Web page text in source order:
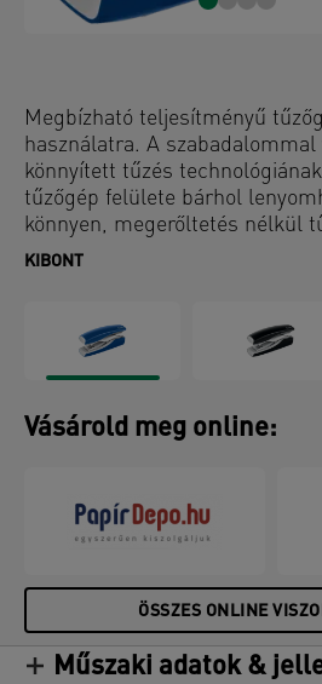
Megbízható teljesítményű
használatra. A
könnyített tűzés
tűzőgép felülete bárhol
könnyen, megerőltetés nélkül
asztali használat során. A
tűzés helyén laposabb
helymegtakarítást
védett Direct Impact
tűzőkapcsok tökéletes tűzést
alkalommal.
KIBONT
Vásárold meg online:
ÖSSZES ONLINE
Műszaki adatok &